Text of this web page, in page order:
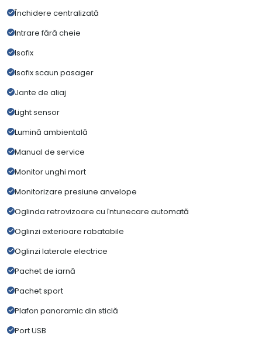
Închidere centralizată
Intrare fără cheie
Isofix
Isofix scaun pasager
Jante de aliaj
Light sensor
Lumină ambientală
Manual de service
Monitor unghi mort
Monitorizare presiune anvelope
Oglinda retrovizoare cu întunecare automată
Oglinzi exterioare rabatabile
Oglinzi laterale electrice
Pachet de iarnă
Pachet sport
Plafon panoramic din sticlă
Port USB